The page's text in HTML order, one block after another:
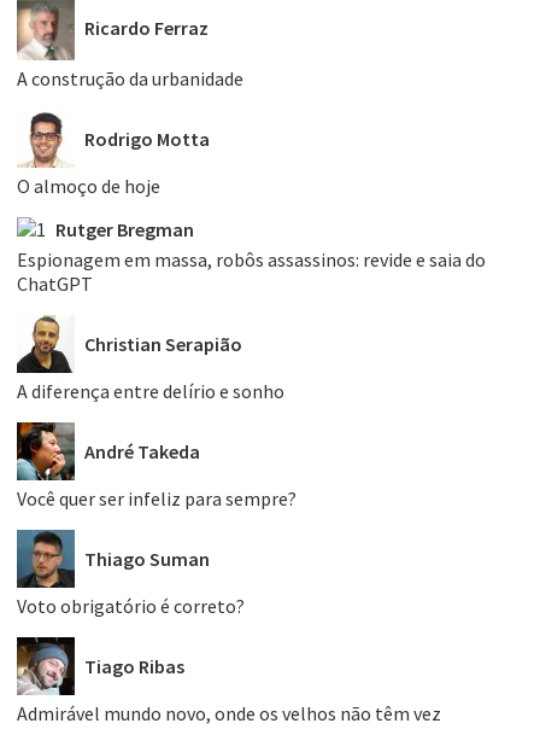
Ricardo Ferraz
A construção da urbanidade
Rodrigo Motta
O almoço de hoje
Rutger Bregman
Espionagem em massa, robôs assassinos: revide e saia do
ChatGPT
Christian Serapião
A diferença entre delírio e sonho
André Takeda
Você quer ser infeliz para sempre?
Thiago Suman
Voto obrigatório é correto?
Tiago Ribas
Admirável mundo novo, onde os velhos não têm vez